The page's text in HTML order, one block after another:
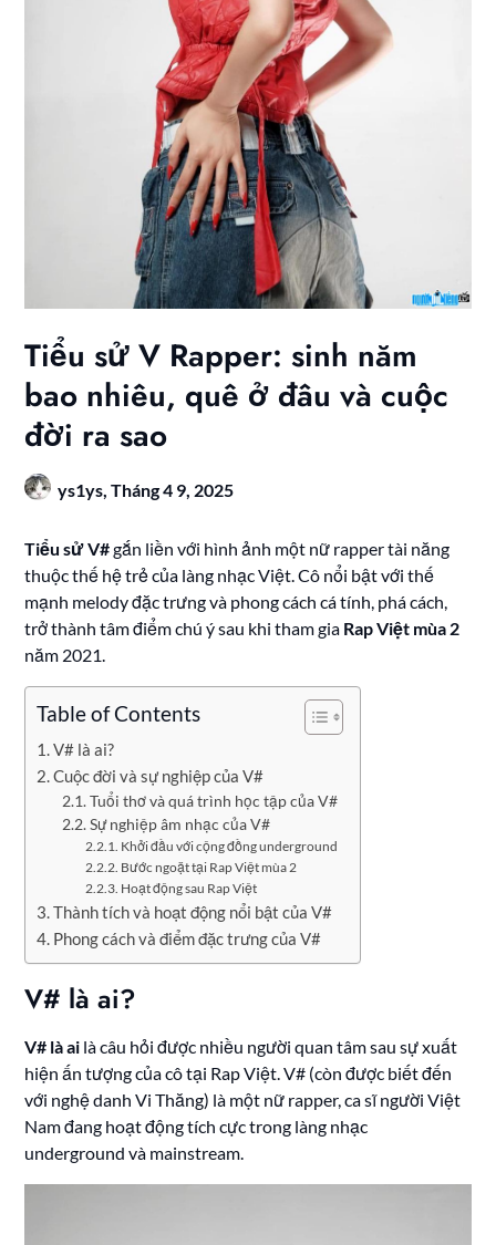
Tiểu sử V Rapper: sinh năm
bao nhiêu, quê ở đâu và cuộc
đời ra sao
ys1ys,Tháng 4 9, 2025
Tiểu sử V#gắn liền với hình ảnh một nữ rapper tài năng
thuộc thế hệ trẻ của làng nhạc Việt. Cô nổi bật với thế
mạnh melody đặc trưng và phong cách cá tính, phá cách,
trở thành tâm điểm chú ý sau khi tham gia Rap Việt mùa 2
năm 2021.
Table of Contents
V# là ai?
Cuộc đời và sự nghiệp của V#
Tuổi thơ và quá trình học tập của V#
Sự nghiệp âm nhạc của V#
Khởi đầu với cộng đồng underground
Bước ngoặt tại Rap Việt mùa 2
Hoạt động sau Rap Việt
Thành tích và hoạt động nổi bật của V#
Phong cách và điểm đặc trưng của V#
V# là ai?
V# là ai là câu hỏi được nhiều người quan tâm sau sự xuất
hiện ấn tượng của cô tại Rap Việt. V# (còn được biết đến
với nghệ danh Vi Thăng) là một nữ rapper, ca sĩ người Việt
Nam đang hoạt động tích cực trong làng nhạc
underground và mainstream.